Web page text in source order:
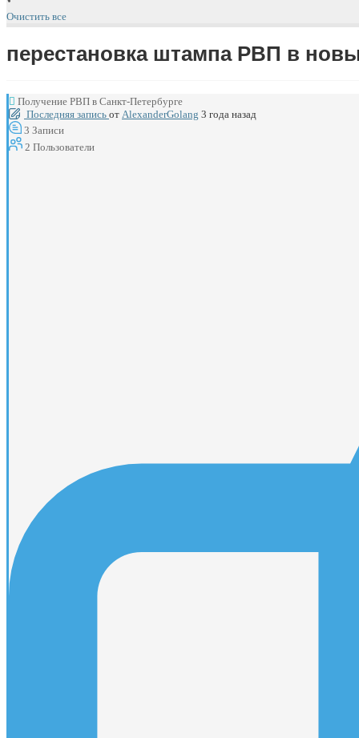
Очистить все
перестановка штампа РВП в
Получение РВП в Санкт-Петербурге
Последняя запись от AlexanderGolang 3 года назад
3 Записи
2 Пользователи